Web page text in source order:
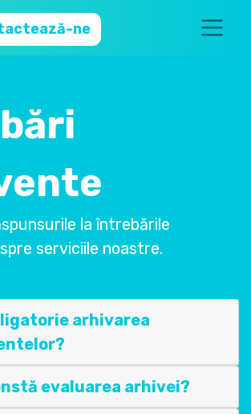
ne
la întrebările
serviciile noastre.​
arhivarea
evaluarea arhivei?